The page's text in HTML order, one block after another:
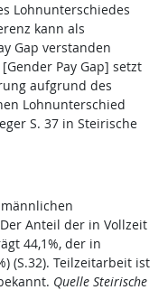
Lohnunterschiedes
kann als
Gap verstanden
Pay Gap] setzt
aufgrund des
Lohnunterschied
S. 37 in Steirische
Anteil der in Vollzeit
44,1%, der in
(S.32). Teilzeitarbeit ist
Quelle Steirische